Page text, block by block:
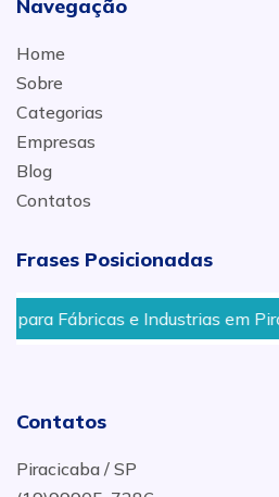
Navegação
Home
Sobre
Categorias
Empresas
Blog
Contatos
Frases Posicionadas
em Piracicaba
Contatos
Piracicaba / SP